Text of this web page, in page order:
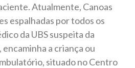
Atualmente, Canoas
espalhadas por todos os
da UBS suspeita da
a criança ou
situado no Centro